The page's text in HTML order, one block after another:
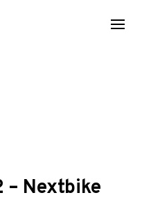
– Nextbike